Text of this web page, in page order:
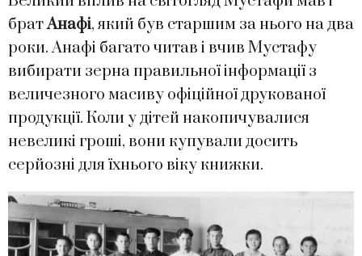
братАнафі, який був старшим за нього на два
роки. Анафі багато читав і вчив Мустафу
вибирати зерна правильної інформації з
величезного масиву офіційної друкованої
продукції. Коли у дітей накопичувалися
невеликі гроші, вони купували досить
серйозні для їхнього віку книжки.